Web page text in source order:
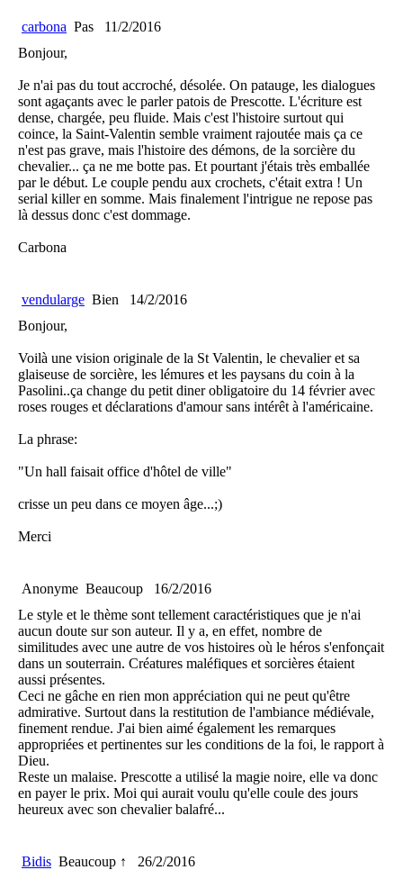
carbona Pas
11/2/2016
Bonjour,
Je n'ai pas du tout accroché, désolée. On patauge, les dialogues
sont agaçants avec le parler patois de Prescotte. L'écriture est
dense, chargée, peu fluide. Mais c'est l'histoire surtout qui
coince, la Saint-Valentin semble vraiment rajoutée mais ça ce
n'est pas grave, mais l'histoire des démons, de la sorcière du
chevalier... ça ne me botte pas. Et pourtant j'étais très emballée
par le début. Le couple pendu aux crochets, c'était extra ! Un
serial killer en somme. Mais finalement l'intrigue ne repose pas
là dessus donc c'est dommage.
Carbona
vendularge Bien
14/2/2016
Bonjour,
Voilà une vision originale de la St Valentin, le chevalier et sa
glaiseuse de sorcière, les lémures et les paysans du coin à la
Pasolini..ça change du petit diner obligatoire du 14 février avec
roses rouges et déclarations d'amour sans intérêt à l'américaine.
La phrase:
"Un hall faisait office d'hôtel de ville"
crisse un peu dans ce moyen âge...;)
Merci
Anonyme Beaucoup
16/2/2016
Le style et le thème sont tellement caractéristiques que je n'ai
aucun doute sur son auteur. Il y a, en effet, nombre de
similitudes avec une autre de vos histoires où le héros s'enfonçait
dans un souterrain. Créatures maléfiques et sorcières étaient
aussi présentes.
Ceci ne gâche en rien mon appréciation qui ne peut qu'être
admirative. Surtout dans la restitution de l'ambiance médiévale,
finement rendue. J'ai bien aimé également les remarques
appropriées et pertinentes sur les conditions de la foi, le rapport à
Dieu.
Reste un malaise. Prescotte a utilisé la magie noire, elle va donc
en payer le prix. Moi qui aurait voulu qu'elle coule des jours
heureux avec son chevalier balafré...
Bidis Beaucoup ↑
26/2/2016